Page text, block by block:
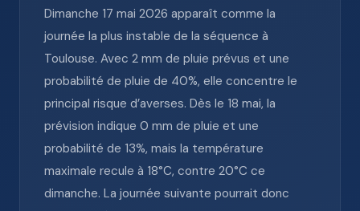
Dimanche 17 mai 2026 apparaît comme la
journée la plus instable de la séquence à
Toulouse. Avec 2 mm de pluie prévus et une
probabilité de pluie de 40%, elle concentre le
principal risque d’averses. Dès le 18 mai, la
prévision indique 0 mm de pluie et une
probabilité de 13%, mais la température
maximale recule à 18°C, contre 20°C ce
dimanche. La journée suivante pourrait donc